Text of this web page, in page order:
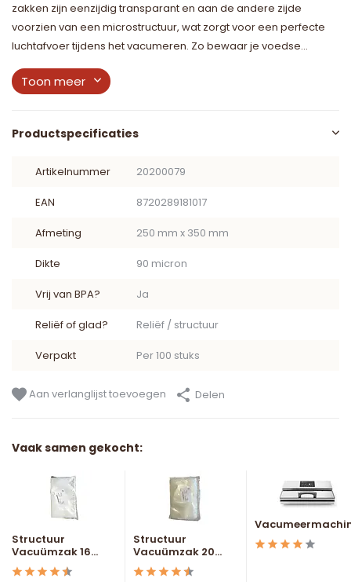
zakken zijn eenzijdig transparant en aan de andere zijde
voorzien van een microstructuur, wat zorgt voor een perfecte
luchtafvoer tijdens het vacumeren. Zo bewaar je voedse...
Toon meer
Productspecificaties
Artikelnummer 20200079
EAN 8720289181017
Afmeting 250 mm x 350 mm
Dikte 90 micron
Vrij van BPA? Ja
Reliëf of glad? Reliëf / structuur
Verpakt Per 100 stuks
Aan verlanglijst toevoegen Delen
Vaak samen gekocht:
Structuur
Vacuümzak 16...
Structuur
Vacuümzak 20...